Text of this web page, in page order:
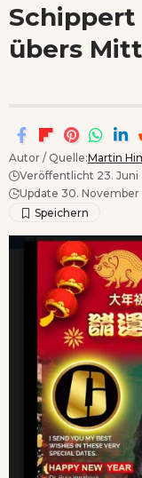
Schippert
übers
Autor / Quelle:Martin
Veröffentlicht 23. Juni
Update 30.